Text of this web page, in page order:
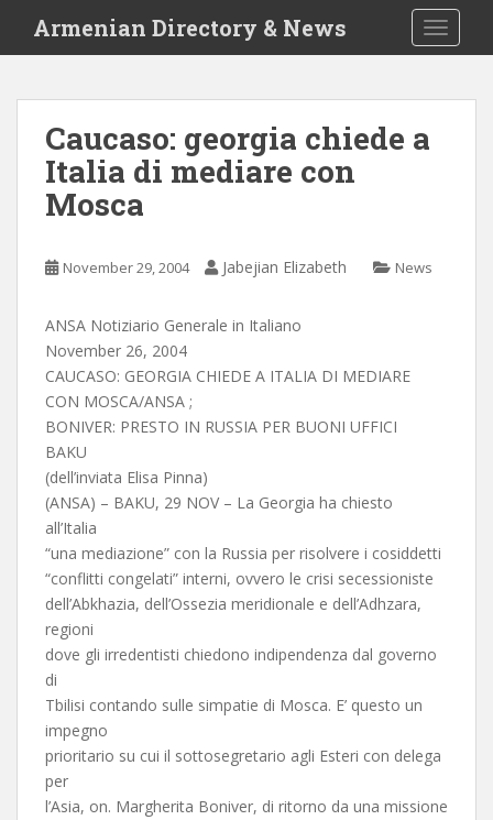
i
Armenian Directory & News
Caucaso: georgia chiede a
Italia di mediare con
Mosca
November 29, 2004 Jabejian Elizabeth News
ANSA Notiziario Generale in Italiano
November 26, 2004
CAUCASO: GEORGIA CHIEDE A ITALIA DI MEDIARE
CON MOSCA/ANSA ;
BONIVER: PRESTO IN RUSSIA PER BUONI UFFICI
BAKU
(dell’inviata Elisa Pinna)
(ANSA) – BAKU, 29 NOV – La Georgia ha chiesto
all’Italia
“una mediazione” con la Russia per risolvere i cosiddetti
“conflitti congelati” interni, ovvero le crisi secessioniste
dell’Abkhazia, dell’Ossezia meridionale e dell’Adhzara,
regioni
dove gli irredentisti chiedono indipendenza dal governo
di
Tbilisi contando sulle simpatie di Mosca. E’ questo un
impegno
prioritario su cui il sottosegretario agli Esteri con delega
per
l’Asia, on. Margherita Boniver, di ritorno da una missione